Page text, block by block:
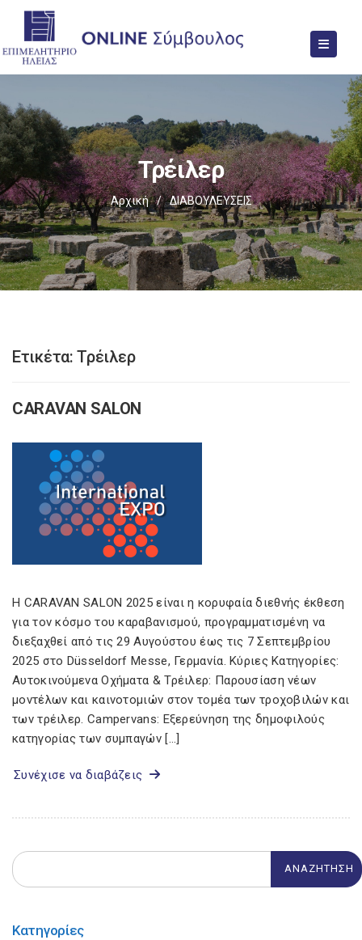
Τρέιλερ
Αρχική / ΔΙΑΒΟΥΛΕΥΣΕΙΣ
Ετικέτα:Τρέιλερ
CARAVAN SALON
Η CARAVAN SALON 2025 είναι η κορυφαία διεθνής έκθεση
για τον κόσμο του καραβανισμού, προγραμματισμένη να
διεξαχθεί από τις 29 Αυγούστου έως τις 7 Σεπτεμβρίου
2025 στο Düsseldorf Messe, Γερμανία. Κύριες Κατηγορίες:
Αυτοκινούμενα Οχήματα & Τρέιλερ: Παρουσίαση νέων
μοντέλων και καινοτομιών στον τομέα των τροχοβιλών και
των τρέιλερ. Campervans: Εξερεύνηση της δημοφιλούς
κατηγορίας των συμπαγών […]
Συνέχισε να διαβάζεις
Κατηγορίες